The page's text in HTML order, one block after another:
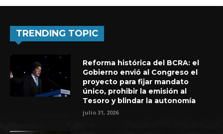
TRENDING TOPIC
Reforma histórica del BCRA: el
Gobierno envió al Congreso el
proyecto para fijar mandato
único, prohibir la emisión al
Tesoro y blindar la autonomía
julio 31, 2026